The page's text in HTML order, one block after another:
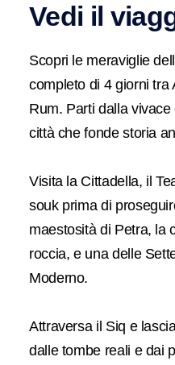
Vedi il
Scopri le meraviglie
completo di 4 giorni tra
Rum. Parti dalla
città che fonde storia
Visita la Cittadella, il
souk prima di
maestosità di Petra, la
roccia, e una delle
Moderno.
Attraversa il Siq e
dalle tombe reali e dai